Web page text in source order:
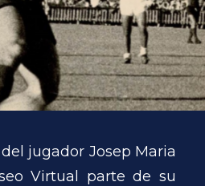
jugador Josep Maria
Virtual parte de su